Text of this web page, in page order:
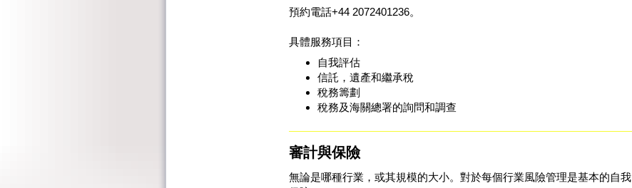
預約電話+44 2072401236。
具體服務項目：
自我評估
信託，遺產和繼承稅
稅務籌劃
稅務及海關總署的詢問和調查
審計與保險
無論是哪種行業，或其規模的大小。對於每個行業風險管理是基本的自我